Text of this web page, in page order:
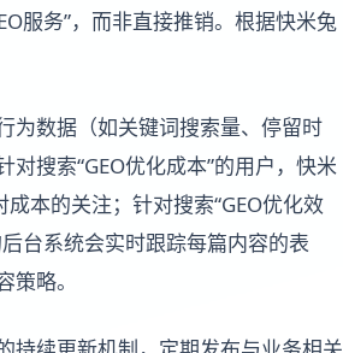
服务”，而非直接推销。根据快米兔
为数据（如关键词搜索量、停留时
搜索“GEO优化成本”的用户，快米
本的关注；针对搜索“GEO优化效
台系统会实时跟踪每篇内容的表
略。